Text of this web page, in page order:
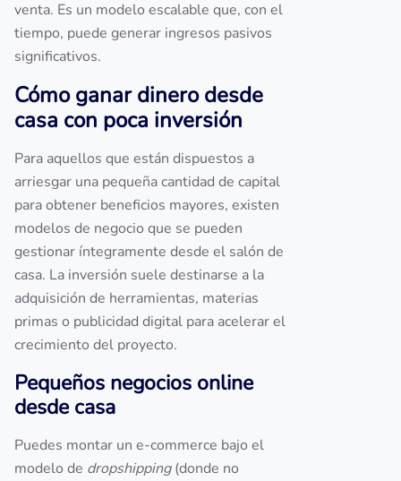
venta. Es un modelo escalable que, con el
tiempo, puede generar ingresos pasivos
significativos.
Cómo ganar dinero desde
casa con poca inversión
Para aquellos que están dispuestos a
arriesgar una pequeña cantidad de capital
para obtener beneficios mayores, existen
modelos de negocio que se pueden
gestionar íntegramente desde el salón de
casa. La inversión suele destinarse a la
adquisición de herramientas, materias
primas o publicidad digital para acelerar el
crecimiento del proyecto.
Pequeños negocios online
desde casa
Puedes montar un e-commerce bajo el
modelo de dropshipping(donde no